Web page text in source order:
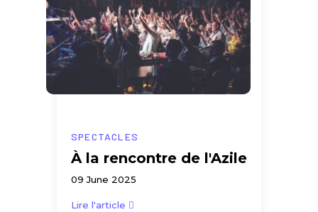
SPECTACLES
À la rencontre de l'Azile
09 June 2025
Lire l'article